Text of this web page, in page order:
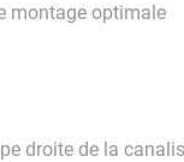
montage optimale
droite de la